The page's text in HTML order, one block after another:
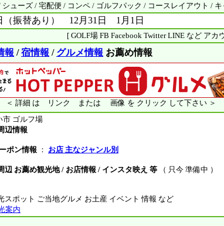
ューズ / 宅配便 / コンペ / ゴルフパック / コースレイアウト / キ
（振替あり） 12月31日 1月1日
[ GOLF場 FB Facebook Twitter LINE など アカ
報 /宿情報 / グルメ情報 お薦め情報
＜ 詳細 は リンク または 画像 を クリック して下さい ＞
市 ゴルフ場
辺情報
ポン情報 ： お店 主なジャンル別
辺 お薦め観光地 / お店情報 / インスタ映え 等 （ 只今 準備中 ）
スポット ご当地グルメ お土産 イベント 情報 など
案内